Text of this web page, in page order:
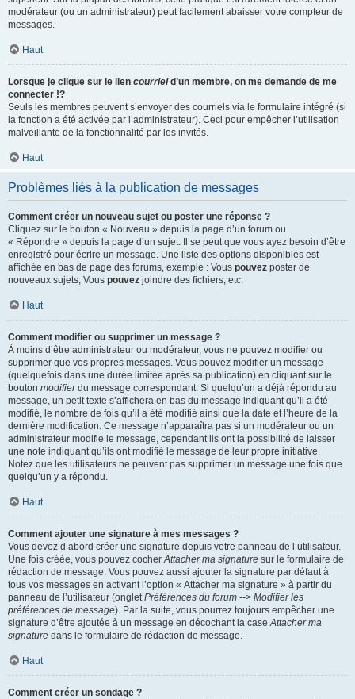
modérateur (ou un administrateur) peut facilement abaisser votre compteur de
messages.
Haut
Lorsque je clique sur le lien courrield’un membre, on me demande de me
connecter !?
Seuls les membres peuvent s’envoyer des courriels via le formulaire intégré (si
la fonction a été activée par l’administrateur). Ceci pour empêcher l’utilisation
malveillante de la fonctionnalité par les invités.
Haut
Problèmes liés à la publication de messages
Comment créer un nouveau sujet ou poster une réponse ?
Cliquez sur le bouton « Nouveau » depuis la page d’un forum ou
« Répondre » depuis la page d’un sujet. Il se peut que vous ayez besoin d’être
enregistré pour écrire un message. Une liste des options disponibles est
affichée en bas de page des forums, exemple : Vous pouvez poster de
nouveaux sujets, Vous pouvez joindre des fichiers, etc.
Haut
Comment modifier ou supprimer un message ?
À moins d’être administrateur ou modérateur, vous ne pouvez modifier ou
supprimer que vos propres messages. Vous pouvez modifier un message
(quelquefois dans une durée limitée après sa publication) en cliquant sur le
bouton modifierdu message correspondant. Si quelqu’un a déjà répondu au
message, un petit texte s’affichera en bas du message indiquant qu’il a été
modifié, le nombre de fois qu’il a été modifié ainsi que la date et l’heure de la
dernière modification. Ce message n’apparaîtra pas si un modérateur ou un
administrateur modifie le message, cependant ils ont la possibilité de laisser
une note indiquant qu’ils ont modifié le message de leur propre initiative.
Notez que les utilisateurs ne peuvent pas supprimer un message une fois que
quelqu’un y a répondu.
Haut
Comment ajouter une signature à mes messages ?
Vous devez d’abord créer une signature depuis votre panneau de l’utilisateur.
Une fois créée, vous pouvez cocherAttacher ma signature sur le formulaire de
rédaction de message. Vous pouvez aussi ajouter la signature par défaut à
tous vos messages en activant l’option « Attacher ma signature » à partir du
panneau de l’utilisateur (ongletPréférences du forum --> Modifier les
préférences de message). Par la suite, vous pourrez toujours empêcher une
signature d’être ajoutée à un message en décochant la caseAttacher ma
signature dans le formulaire de rédaction de message.
Haut
Comment créer un sondage ?